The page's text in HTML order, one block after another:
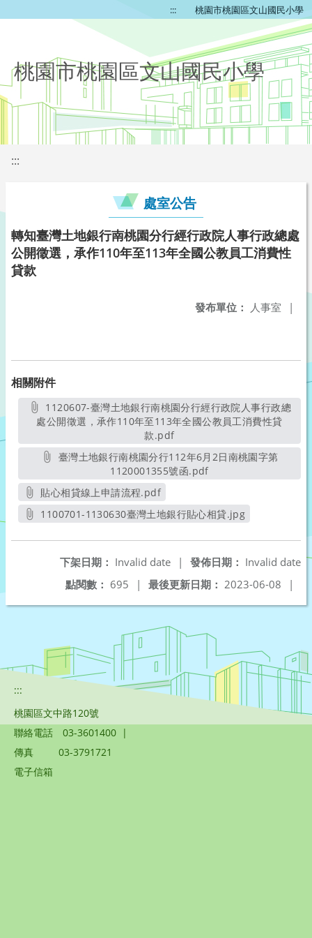
::: 桃園市桃園區文山國民小學
桃園市桃園區文山國民小學
:::
處室公告
轉知臺灣土地銀行南桃園分行經行政院人事行政總處
公開徵選，承作110年至113年全國公教員工消費性
貸款
發布單位： 人事室 |
相關附件
處公開徵選，承作110年至113年全國公教員工消費性貸
款.pdf另開新視窗
1120001355號函.pdf另開新視窗
貼心相貸線上申請流程.pdf
另開新視窗
1100701-1130630臺灣土地銀行貼心相貸.jpg
發佈日期： Invalid date
下架日期： Invalid date
|
最後更新日期： 2023-06-08 |
點閱數： 695 |
:::
桃園區文中路120號
聯絡電話
03-3601400 |
傳真
03-3791721
電子信箱